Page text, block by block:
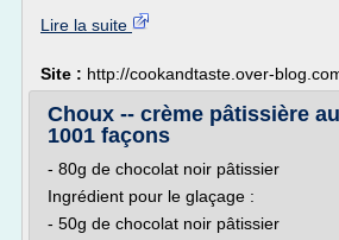
Lire la suite
Site : http://cookandtaste.over-
Choux -- crème pâtissière
1001 façons
- 80g de chocolat noir pâtissier
Ingrédient pour le glaçage :
- 50g de chocolat noir pâtissier